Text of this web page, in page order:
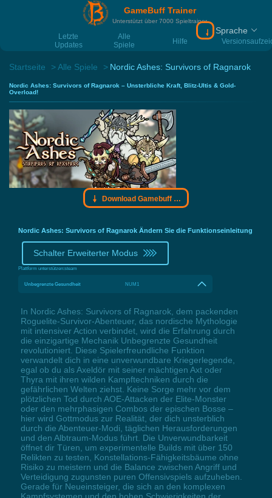
GameBuff Trainer
Unterstützt über 7000 Spieltrainer
Letzte
Updates
Alle
Spiele
Hilfe
Download
Sprache
Startseite Alle Spiele Nordic Ashes: Survivors of Ragnarok
Nordic Ashes: Survivors of Ragnarok – Unsterbliche Kraft, Blitz-Ultis & Gold-
Overload!
Download Gamebuff Trainer
Nordic Ashes: Survivors of Ragnarok Ändern Sie die Funktionseinleitung
Schalter Erweiterter Modus
Plattform unterstützen:steam
Unbegrenzte Gesundheit NUM1
In Nordic Ashes: Survivors of Ragnarok, dem packenden
Roguelite-Survivor-Abenteuer, das nordische Mythologie
mit intensiver Action verbindet, wird die Erfahrung durch
die einzigartige Mechanik Unbegrenzte Gesundheit
revolutioniert. Diese Spielerfreundliche Funktion
verwandelt dich in eine unverwundbare Kriegerlegende,
egal ob du als Axeldör mit seiner mächtigen Axt oder
Thyra mit ihren wilden Kampftechniken durch die
gefährlichen Welten ziehst. Keine Sorge mehr vor dem
plötzlichen Tod durch AOE-Attacken der Elite-Monster
oder den mehrphasigen Combos der epischen Bosse –
hier wird Gottmodus zur Realität, der dich unsterblich
durch die Abenteuer-Modi, täglichen Herausforderungen
und den Albtraum-Modus führt. Die Unverwundbarkeit
öffnet dir Türen, um experimentelle Builds mit über 150
Relikten zu testen, Konstellations-Fähigkeitsbäume ohne
Risiko zu meistern und die Balance zwischen Angriff und
Verteidigung zugunsten puren Offensivspiels aufzuheben.
Gerade für Neueinsteiger, die sich an den komplexen